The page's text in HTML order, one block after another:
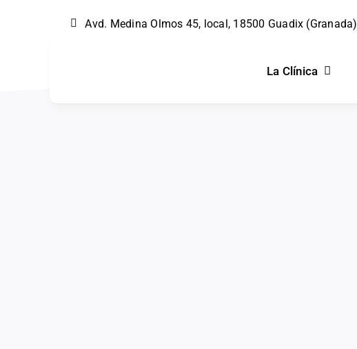
Avd. Medina Olmos 45, local, 18500 Guadix (Granada)
La Clínica